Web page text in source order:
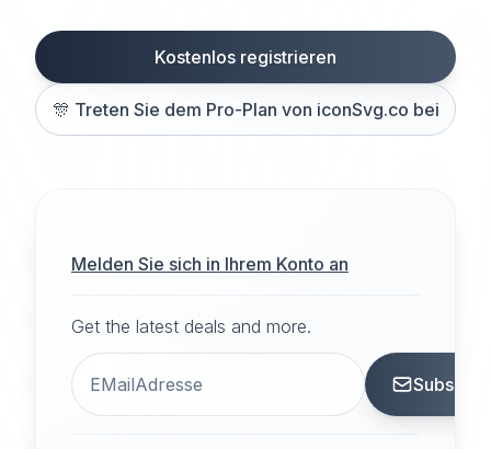
Kostenlos registrieren
🎊 Treten Sie dem Pro-Plan von iconSvg.co bei
Melden Sie sich in Ihrem Konto an
Get the latest deals and more.